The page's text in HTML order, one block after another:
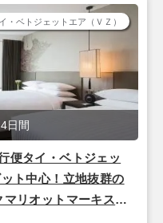
便タイ・ベトジェッ
ト中心！立地抜群の
リオットマーキスク
日
日間
・ベトジェットエア（ＶＺ）